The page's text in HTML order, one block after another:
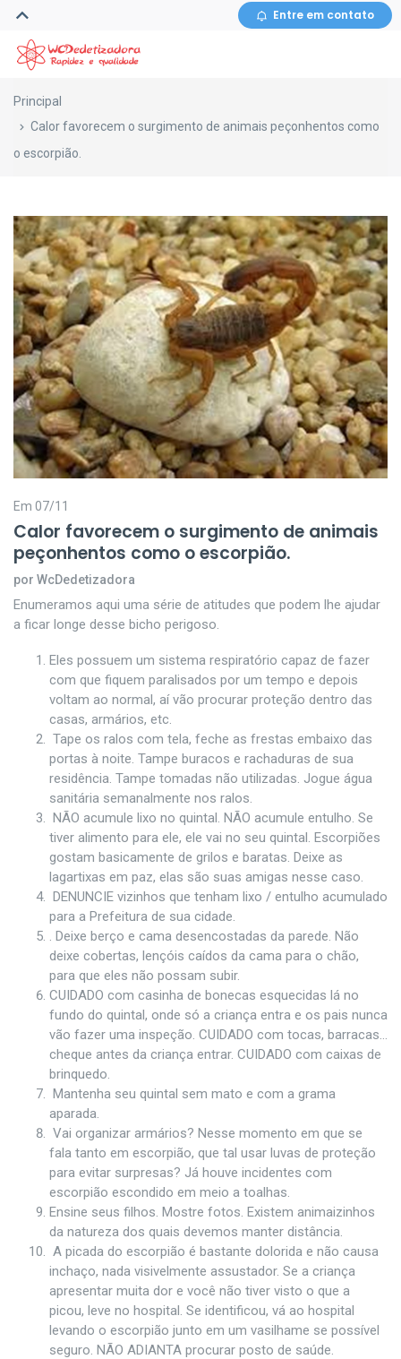
Entre em contato
Principal
Calor favorecem o surgimento de animais peçonhentos como
o escorpião.
Em 07/11
Calor favorecem o surgimento de animais
peçonhentos como o escorpião.
por WcDedetizadora
Enumeramos aqui uma série de atitudes que podem lhe ajudar
a ficar longe desse bicho perigoso.
Eles possuem um sistema respiratório capaz de fazer
com que fiquem paralisados por um tempo e depois
voltam ao normal, aí vão procurar proteção dentro das
casas, armários, etc.
Tape os ralos com tela, feche as frestas embaixo das
portas à noite. Tampe buracos e rachaduras de sua
residência. Tampe tomadas não utilizadas. Jogue água
sanitária semanalmente nos ralos.
NÃO acumule lixo no quintal. NÃO acumule entulho. Se
tiver alimento para ele, ele vai no seu quintal. Escorpiões
gostam basicamente de grilos e baratas. Deixe as
lagartixas em paz, elas são suas amigas nesse caso.
DENUNCIE vizinhos que tenham lixo / entulho acumulado
para a Prefeitura de sua cidade.
. Deixe berço e cama desencostadas da parede. Não
deixe cobertas, lençóis caídos da cama para o chão,
para que eles não possam subir.
CUIDADO com casinha de bonecas esquecidas lá no
fundo do quintal, onde só a criança entra e os pais nunca
vão fazer uma inspeção. CUIDADO com tocas, barracas…
cheque antes da criança entrar. CUIDADO com caixas de
brinquedo.
Mantenha seu quintal sem mato e com a grama
aparada.
Vai organizar armários? Nesse momento em que se
fala tanto em escorpião, que tal usar luvas de proteção
para evitar surpresas? Já houve incidentes com
escorpião escondido em meio a toalhas.
Ensine seus filhos. Mostre fotos. Existem animaizinhos
da natureza dos quais devemos manter distância.
A picada do escorpião é bastante dolorida e não causa
inchaço, nada visivelmente assustador. Se a criança
apresentar muita dor e você não tiver visto o que a
picou, leve no hospital. Se identificou, vá ao hospital
levando o escorpião junto em um vasilhame se possível
seguro. NÃO ADIANTA procurar posto de saúde.